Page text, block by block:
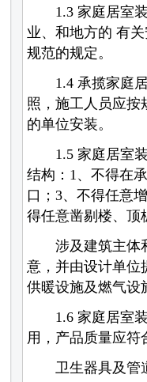
1.3 家庭居室装
业、和地方的 有
规范的规定。
1.4 承揽家庭居
照，施工人员应按
的单位安装。
1.5 家庭居室装
结构：1、不得在
口；3、不得任意
得任意凿剔楼、顶
涉及建筑主体和
意，并由设计单位
供暖设施及燃气设
1.6 家庭居室装
用，产品质量应符
卫生器具及管